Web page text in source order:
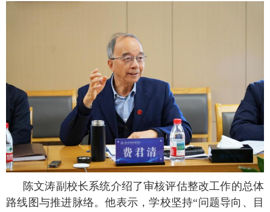
陈文涛副校长系统介绍了审核评估整改工作的总体
路线图与推进脉络。他表示，学校坚持“问题导向、目